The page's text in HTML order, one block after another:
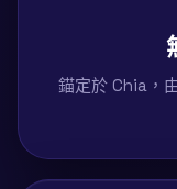
錨定於 Chia，